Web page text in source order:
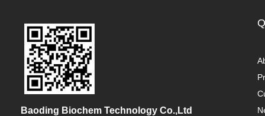
Baoding Biochem Technology Co.,Ltd